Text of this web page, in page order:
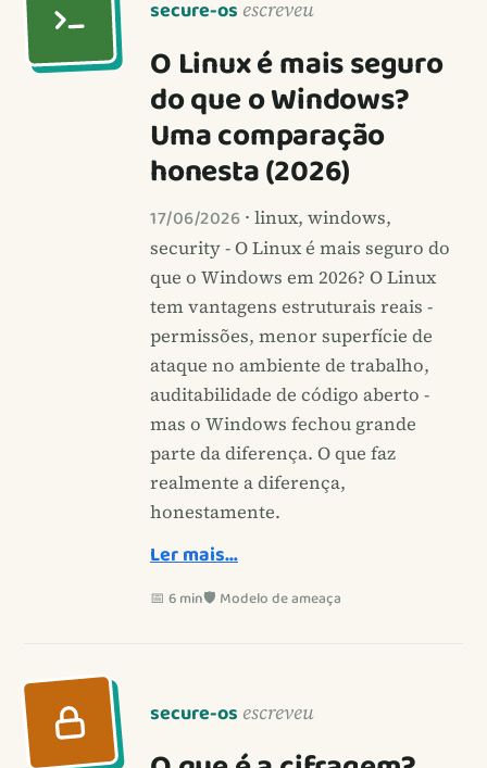
secure-os escreveu
O Linux é mais seguro
do que o Windows?
Uma comparação
honesta (2026)
17/06/2026 · linux, windows,
security - O Linux é mais seguro do
que o Windows em 2026? O Linux
tem vantagens estruturais reais -
permissões, menor superfície de
ataque no ambiente de trabalho,
auditabilidade de código aberto -
mas o Windows fechou grande
parte da diferença. O que faz
realmente a diferença,
honestamente.
Ler mais…
📅 6 min🛡️ Modelo de ameaça
secure-os escreveu